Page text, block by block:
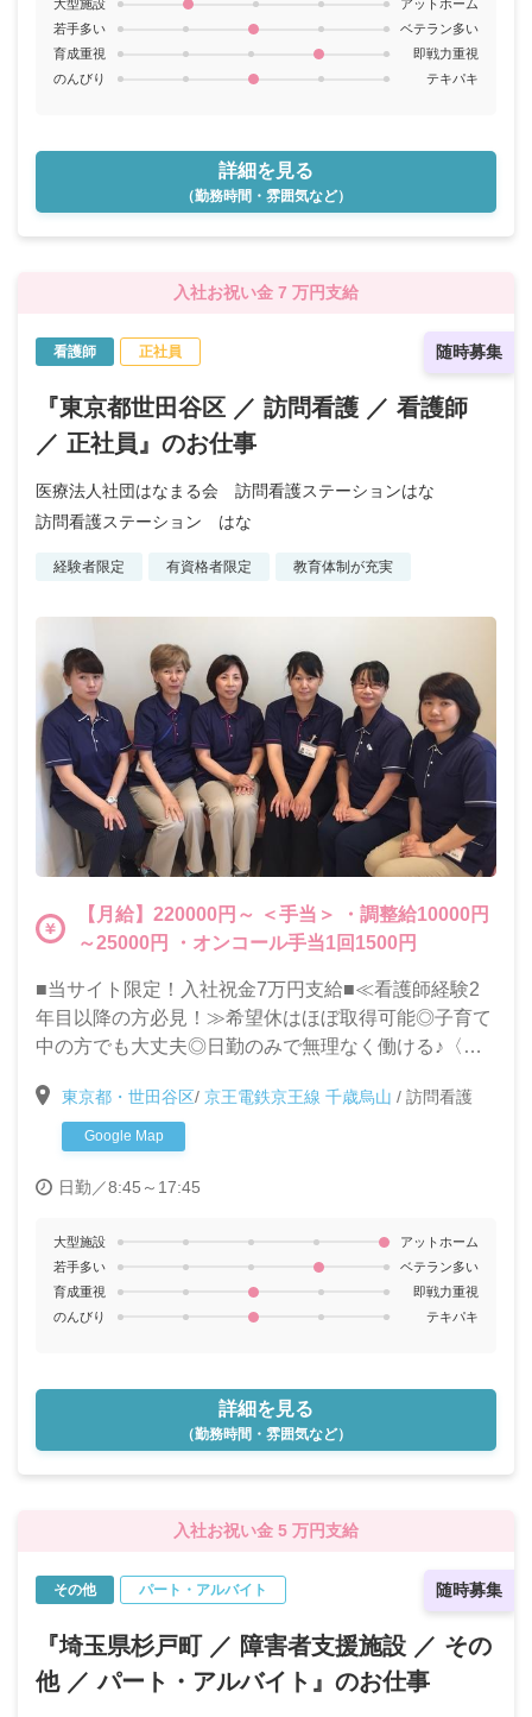
大型施設
アットホーム
若手多い
ベテラン多い
育成重視
即戦力重視
のんびり
テキパキ
詳細を見る
（勤務時間・雰囲気など）
入社お祝い金 7 万円支給
随時募集
看護師 正社員
『東京都世田谷区 ／ 訪問看護 ／ 看護師
／ 正社員』のお仕事
医療法人社団はなまる会 訪問看護ステーションはな
訪問看護ステーション はな
経験者限定 有資格者限定 教育体制が充実
【月給】220000円～ ＜手当＞ ・調整給10000円
～25000円 ・オンコール手当1回1500円
■当サイト限定！入社祝金7万円支給■≪看護師経験2
年目以降の方必見！≫希望休はほぼ取得可能◎子育て
中の方でも大丈夫◎日勤のみで無理なく働ける♪〈賞
東京都・世田谷区/ 京王電鉄京王線 千歳烏山 / 訪問看護
Google Map
日勤／8:45～17:45
大型施設
アットホーム
若手多い
ベテラン多い
育成重視
即戦力重視
のんびり
テキパキ
詳細を見る
（勤務時間・雰囲気など）
入社お祝い金 5 万円支給
随時募集
その他 パート・アルバイト
『埼玉県杉戸町 ／ 障害者支援施設 ／ その
他 ／ パート・アルバイト』のお仕事